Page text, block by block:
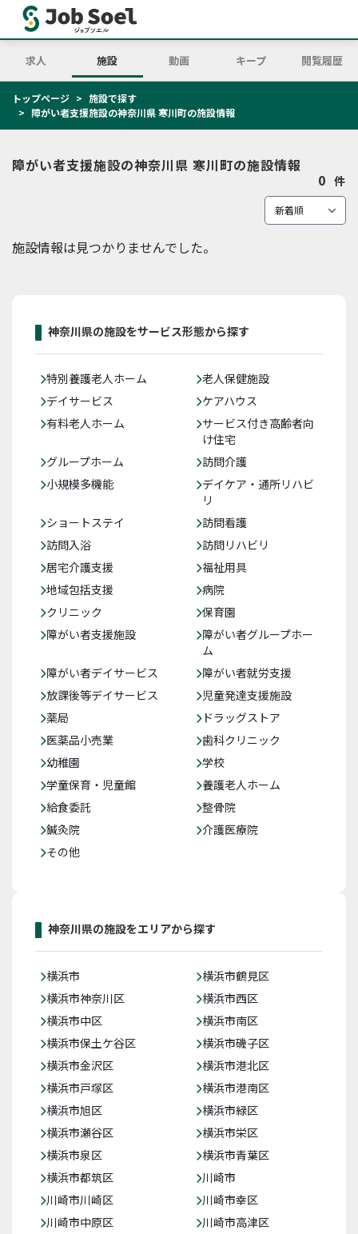
求人 施設 動画 キープ 閲覧履歴
トップページ
施設で探す
障がい者支援施設の神奈川県 寒川町の施設情報
障がい者支援施設の神奈川県 寒川町の施設情報
0 件
施設情報は見つかりませんでした。
神奈川県の施設をサービス形態から探す
特別養護老人ホーム
老人保健施設
デイサービス
ケアハウス
有料老人ホーム
サービス付き高齢者向
け住宅
グループホーム
訪問介護
小規模多機能
デイケア・通所リハビ
リ
ショートステイ
訪問看護
訪問入浴
訪問リハビリ
居宅介護支援
福祉用具
地域包括支援
病院
クリニック
保育園
障がい者支援施設
障がい者グループホー
ム
障がい者デイサービス
障がい者就労支援
放課後等デイサービス
児童発達支援施設
薬局
ドラッグストア
医薬品小売業
歯科クリニック
幼稚園
学校
学童保育・児童館
養護老人ホーム
給食委託
整骨院
鍼灸院
介護医療院
その他
神奈川県の施設をエリアから探す
横浜市
横浜市鶴見区
横浜市神奈川区
横浜市西区
横浜市中区
横浜市南区
横浜市保土ケ谷区
横浜市磯子区
横浜市金沢区
横浜市港北区
横浜市戸塚区
横浜市港南区
横浜市旭区
横浜市緑区
横浜市瀬谷区
横浜市栄区
横浜市泉区
横浜市青葉区
横浜市都筑区
川崎市
川崎市川崎区
川崎市幸区
川崎市中原区
川崎市高津区